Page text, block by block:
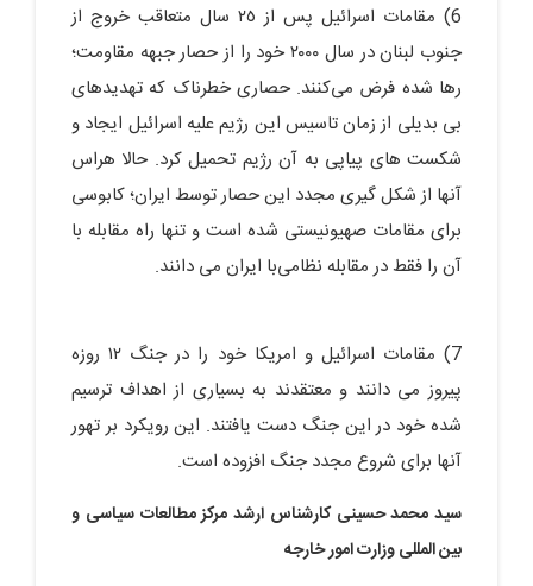
6) مقامات اسرائیل پس از ٢٥ سال متعاقب خروج از
جنوب لبنان در سال ٢٠٠٠ خود را از حصار جبهه مقاومت؛
رها شده فرض می‌کنند. حصاری خطرناک که تهدیدهای
بی بدیلی از زمان تاسیس این رژیم علیه اسرائیل ایجاد و
شکست های پیاپی به آن رژیم تحمیل کرد. حالا هراس
آنها از شکل گیری مجدد این حصار توسط ایران؛ کابوسی
برای مقامات صهیونیستی شده است و تنها راه مقابله با
آن را فقط در مقابله نظامی‌با ایران می دانند.
7) مقامات اسرائیل و امریکا خود را در جنگ ١٢ روزه
پیروز می دانند و معتقدند به بسیاری از اهداف ترسیم
شده خود در این جنگ دست یافتند. این رویکرد بر تهور
آنها برای شروع مجدد جنگ افزوده است.
سید محمد حسینی کارشناس ارشد مرکز مطالعات سیاسی و
بین المللی وزارت امور خارجه